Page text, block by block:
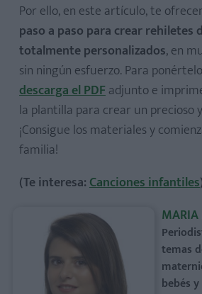
Por ello, en este artículo, te
paso a paso para crear rehiletes
totalmente personalizados, en
sin ningún esfuerzo. Para
descarga el PDFadjunto e
la plantilla para crear un precioso
¡Consigue los materiales y
familia!
(Te interesa:Canciones infantiles
temas
bebés